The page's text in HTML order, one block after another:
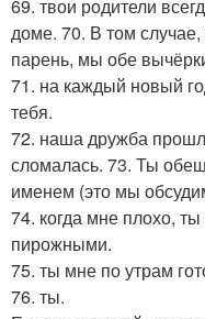
69. твои родители
доме. 70. В том
парень, мы обе
71. на каждый новый
тебя.
72. наша дружба
сломалась. 73. Ты
именем (это мы
74. когда мне плохо,
пирожными.
75. ты мне по утрам
76. ты.